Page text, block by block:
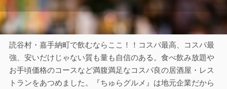
読谷村・嘉手納町で飲むならここ！！コスパ最高、コスパ最
強、安いだけじゃない質も量も自信のある。食べ飲み放題や
お手頃価格のコースなど満腹満足なコスパ良の居酒屋・レス
トランをあつめました。『ちゅらグルメ』は地元企業だから